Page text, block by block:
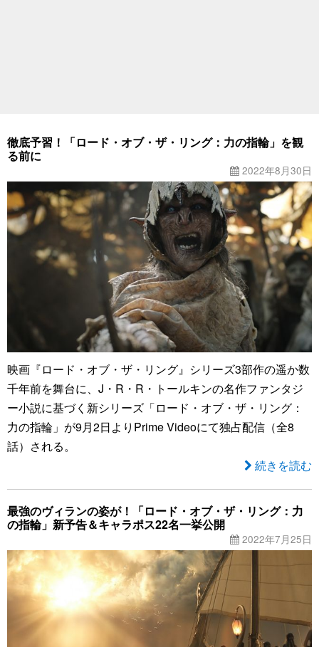
徹底予習！「ロード・オブ・ザ・リング：力の指輪」を観
る前に
2022年8月30日
映画『ロード・オブ・ザ・リング』シリーズ3部作の遥か数
千年前を舞台に、J・R・R・トールキンの名作ファンタジ
ー小説に基づく新シリーズ「ロード・オブ・ザ・リング：
力の指輪」が9月2日よりPrime Videoにて独占配信（全8
話）される。
続きを読む
最強のヴィランの姿が！「ロード・オブ・ザ・リング：力
の指輪」新予告＆キャラポス22名一挙公開
2022年7月25日